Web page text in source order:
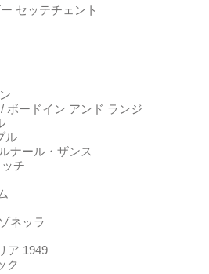
セッテチェント
ボードイン アンド ランジ
ル
ナール・ザンス
チ
ネッラ
ア 1949
ク